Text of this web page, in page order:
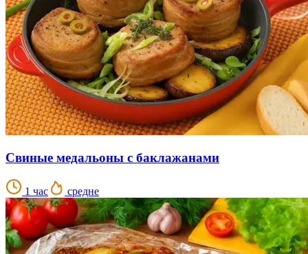
Свиные медальоны с баклажанами
1 час средне